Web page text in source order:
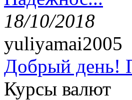
18/10/2018
yuliyamai2005
Добрый день!
Курсы валют